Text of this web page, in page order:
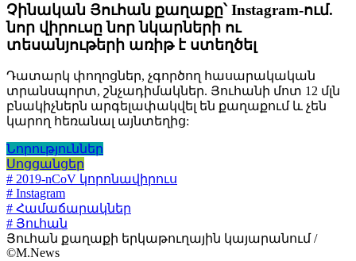
Չինական Յուհան քաղաքը՝ Instagram-ում.
նոր վիրուսը նոր նկարների ու
տեսանյութերի առիթ է ստեղծել
Դատարկ փողոցներ, չգործող հասարակական
տրանսպորտ, շնչադիմակներ. Յուհանի մոտ 12 մլն
բնակիչներն արգելափակվել են քաղաքում և չեն
կարող հեռանալ այնտեղից:
Նորություններ
Սոցցանցեր
# 2019-nCoV կորոնավիրուս
# Instagram
# Համաճարակներ
# Յուհան
Յուհան քաղաքի երկաթուղային կայարանում /
©M.News